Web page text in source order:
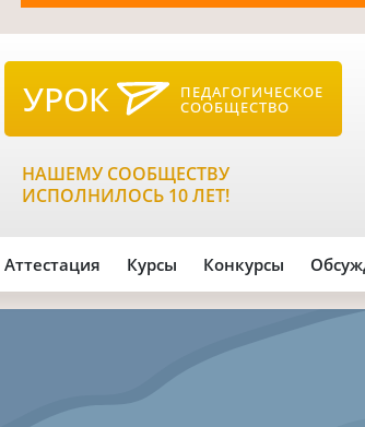
УРОК ПЕДАГОГИЧЕСКОЕ
СООБЩЕСТВО
НАШЕМУ СООБЩЕСТВУ
ИСПОЛНИЛОСЬ 10 ЛЕТ!
Аттестация Курсы Конкурсы